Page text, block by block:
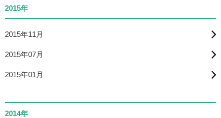
2015年
2015年11月
2015年07月
2015年01月
2014年